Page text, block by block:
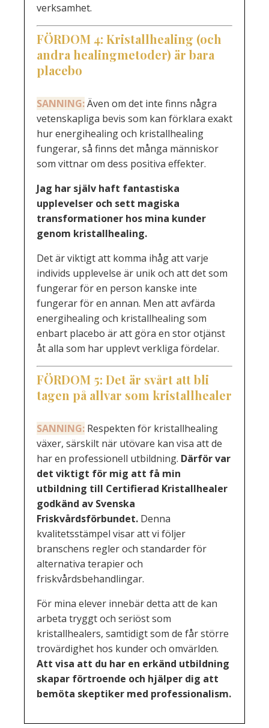
verksamhet.
FÖRDOM4: Kristallhealing (och
andra healingmetoder) är bara
placebo
SANNING:Även om det inte finns några
vetenskapliga bevis som kan förklara exakt
hur energihealing och kristallhealing
fungerar, så finns det många människor
som vittnar om dess positiva effekter.
Jag har själv haft fantastiska
upplevelser och sett magiska
transformationer hos mina kunder
genom kristallhealing.
Det är viktigt att komma ihåg att varje
individs upplevelse är unik och att det som
fungerar för en person kanske inte
fungerar för en annan. Men att avfärda
energihealing och kristallhealing som
enbart placebo är att göra en stor otjänst
åt alla som har upplevt verkliga fördelar.
FÖRDOM 5: Det är svårt att bli
tagen på allvar som kristallhealer
SANNING: Respekten för kristallhealing
växer, särskilt när utövare kan visa att de
har en professionell utbildning. Därför var
det viktigt för mig att få min
utbildning till Certifierad Kristallhealer
godkänd av Svenska
Friskvårdsförbundet. Denna
kvalitetsstämpel visar att vi följer
branschens regler och standarder för
alternativa terapier och
friskvårdsbehandlingar.
För mina elever innebär detta att de kan
arbeta tryggt och seriöst som
kristallhealers, samtidigt som de får större
trovärdighet hos kunder och omvärlden.
Att visa att du har en erkänd utbildning
skapar förtroende och hjälper dig att
bemöta skeptiker med professionalism.